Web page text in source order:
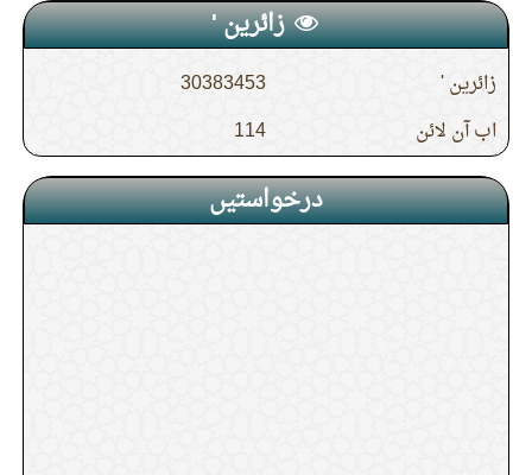
زائرین '
زائرین '
30383453
اب آن لائن
114
درخواستیں